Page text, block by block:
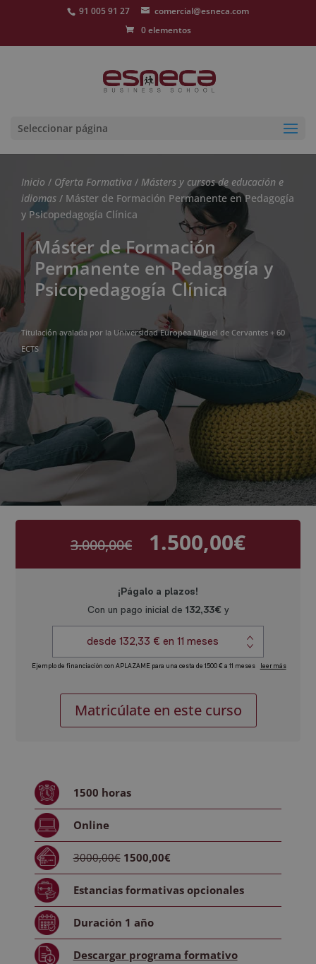
91 005 91 27
comercial@esneca.com
0 elementos
Seleccionar página
Inicio / Oferta Formativa / Másters y cursos de educación e
idiomas / Máster de Formación Permanente en Pedagogía
y Psicopedagogía Clínica
Máster de Formación
Permanente en Pedagogía y
Psicopedagogía Clínica
Titulación avalada por la Universidad Europea Miguel de Cervantes + 60
ECTS
3.000,00€
era:
3.000,00€.
1.500,00€El
de
Clínica
Matricúlate en este curso
1500 horas
Online
3000,00€ 1500,00€
Estancias formativasopcionales
Duración 1 año
Descargar programa formativo